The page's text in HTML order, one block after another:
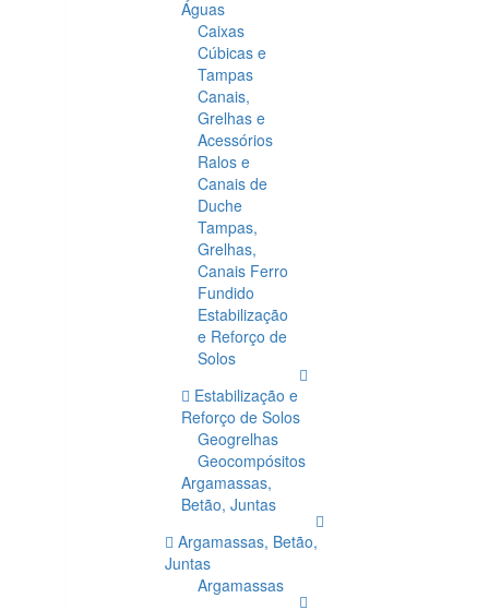
Águas
Caixas
Cúbicas e
Tampas
Canais,
Grelhas e
Acessórios
Ralos e
Canais de
Duche
Tampas,
Grelhas,
Canais Ferro
Fundido
Estabilização
e Reforço de
Solos
Estabilização e
Reforço de Solos
Geogrelhas
Geocompósitos
Argamassas,
Betão, Juntas
Argamassas, Betão,
Juntas
Argamassas